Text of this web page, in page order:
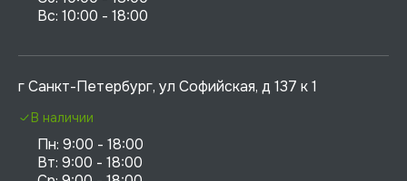
г Санкт-Петербург, ул Софийская, д 137 к 1
Пн: 9:00 - 18:00
Вт: 9:00 - 18:00
В наличии